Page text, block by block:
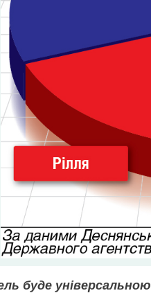
буде універсальною